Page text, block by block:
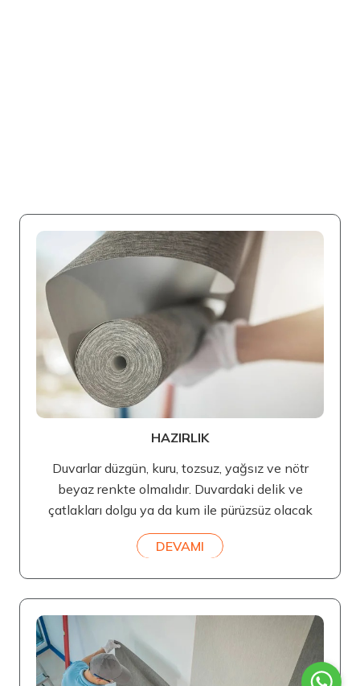
HAZIRLIK
Duvarlar düzgün, kuru, tozsuz, yağsız ve nötr
beyaz renkte olmalıdır. Duvardaki delik ve
çatlakları dolgu ya da kum ile pürüzsüz olacak
DEVAMI